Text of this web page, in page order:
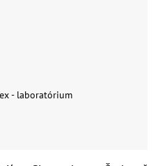
- laboratórium